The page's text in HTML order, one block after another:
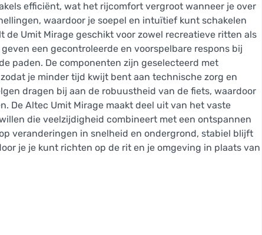
efficiënt, wat het rijcomfort vergroot wanneer je over
waardoor je soepel en intuïtief kunt schakelen
Umit Mirage geschikt voor zowel recreatieve ritten als
een gecontroleerde en voorspelbare respons bij
paden. De componenten zijn geselecteerd met
je minder tijd kwijt bent aan technische zorg en
dragen bij aan de robuustheid van de fiets, waardoor
De Altec Umit Mirage maakt deel uit van het vaste
die veelzijdigheid combineert met een ontspannen
veranderingen in snelheid en ondergrond, stabiel blijft
je je kunt richten op de rit en je omgeving in plaats van